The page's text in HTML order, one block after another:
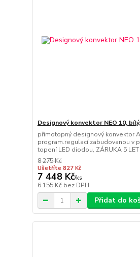
Designový konvektor NEO 10,
přímotopný designový konvektor
program.regulací zabudovanou v
topení LED diodou, ZÁRUKA 5 LET
8 275 Kč
Ušetříte 827 Kč
7 448 Kč/ks
6 155 Kč bez DPH
Přidat do